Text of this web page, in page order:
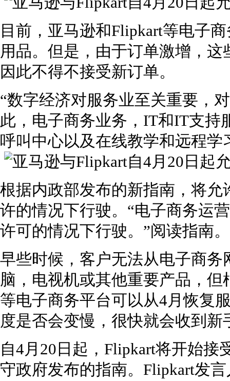
目前，亚马逊和Flipkart等电子
用品。但是，由于订单激增，
因此不得不接受新订单。
“数字经济对服务业至关重要，
此，电子商务业务，IT和IT支持
呼叫中心以及在线教学和远程学
根据内政部发布的新指南，将
许的情况下行驶。“电子商务运
许可的情况下行驶。”阅读指南。
早些时候，客户无法从电子商
脑，电视机或其他重要产品，
等电子商务平台可以从4月恢复
度是否会变慢，很快就会收到新
自4月20日起，Flipkart将开始
守政府发布的指南。Flipkart发